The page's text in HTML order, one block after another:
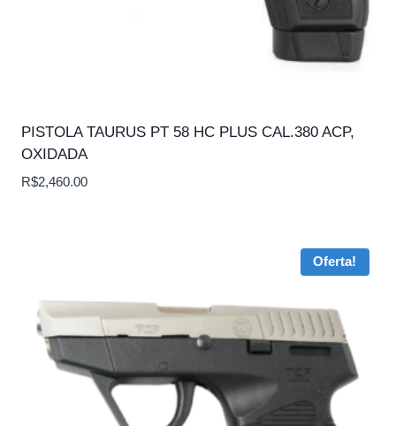
PISTOLA TAURUS PT 58 HC PLUS CAL.380 ACP,
OXIDADA
R$2,460.00
Oferta!